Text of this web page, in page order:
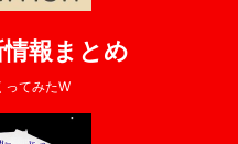
報まとめ
ってみたW